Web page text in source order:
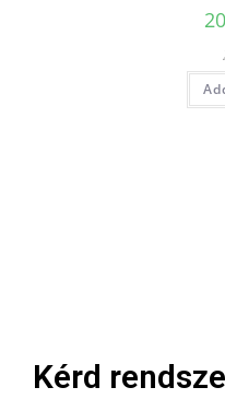
Kérd